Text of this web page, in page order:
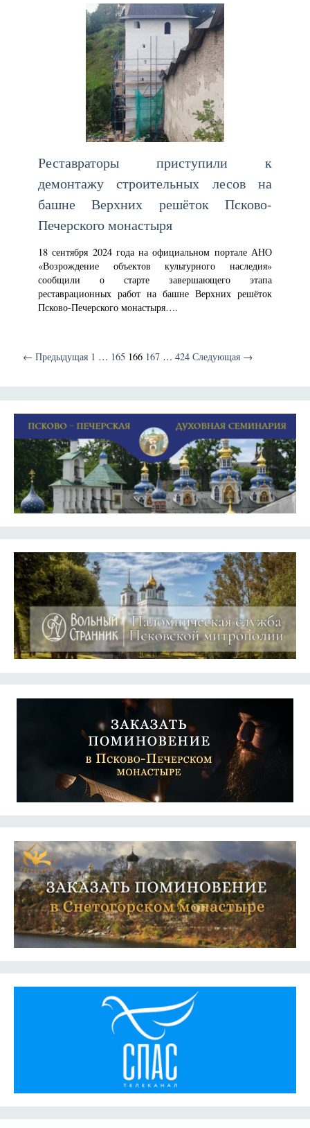
Реставраторы приступили к
демонтажу строительных лесов на
башне Верхних решёток Псково-
Печерского монастыря
18 сентября 2024 года на официальном портале АНО
«Возрождение объектов культурного наследия»
сообщили о старте завершающего этапа
реставрационных работ на башне Верхних решёток
Псково-Печерского монастыря….
← Предыдущая 1 … 165 166 167 … 424 Следующая →